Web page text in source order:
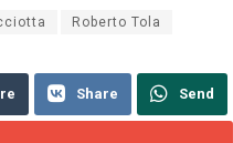
Roberto Tola
Share Send